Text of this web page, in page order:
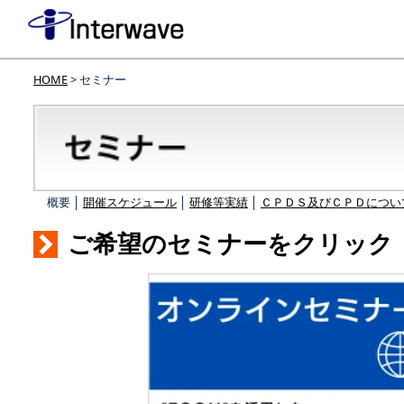
HOME> セミナー
概要 │ 開催スケジュール 研修等実績 ＣＰＤＳ及びＣＰＤにつ
ご希望のセミナーをクリック